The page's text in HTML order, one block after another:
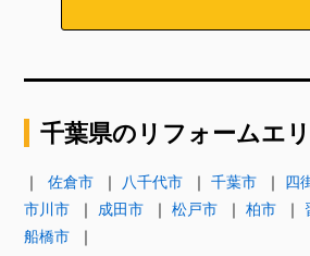
千葉県のリフォームエ
佐倉市 八千代市 千葉市
四
市川市
成田市 松戸市 柏市
船橋市